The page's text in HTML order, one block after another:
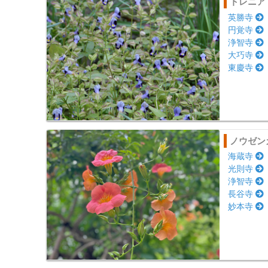
英勝寺
円覚寺
浄智寺
大巧寺
東慶寺
ノウゼ
海蔵寺
光則寺
浄智寺
長谷寺
妙本寺